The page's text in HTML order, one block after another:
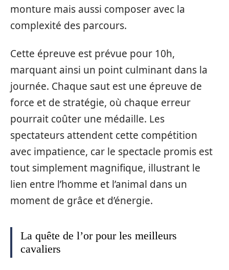
monture mais aussi composer avec la
complexité des parcours.
Cette épreuve est prévue pour 10h,
marquant ainsi un point culminant dans la
journée. Chaque saut est une épreuve de
force et de stratégie, où chaque erreur
pourrait coûter une médaille. Les
spectateurs attendent cette compétition
avec impatience, car le spectacle promis est
tout simplement magnifique, illustrant le
lien entre l’homme et l’animal dans un
moment de grâce et d’énergie.
La quête de l’or pour les meilleurs
cavaliers